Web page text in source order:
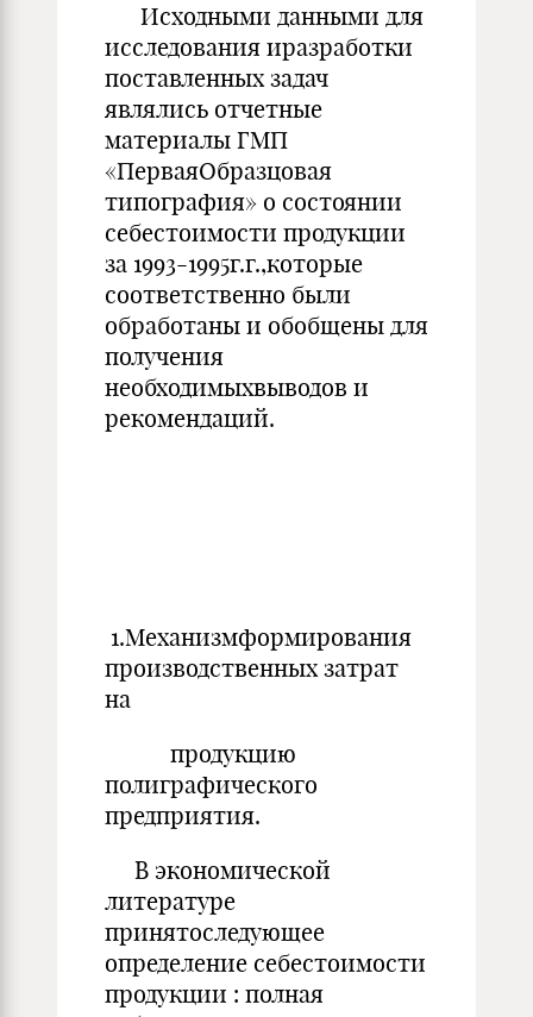
Исходными данными для
исследования иразработки
поставленных задач
являлись отчетные
материалы ГМП
«ПерваяОбразцовая
типография» о состоянии
себестоимости продукции
за 1993-1995г.г.,которые
соответственно были
обработаны и обобщены для
получения
необходимыхвыводов и
рекомендаций.
1.Механизмформирования
производственных затрат
на
продукцию
полиграфического
предприятия.
В экономической
литературе
принятоследующее
определение себестоимости
продукции : полная